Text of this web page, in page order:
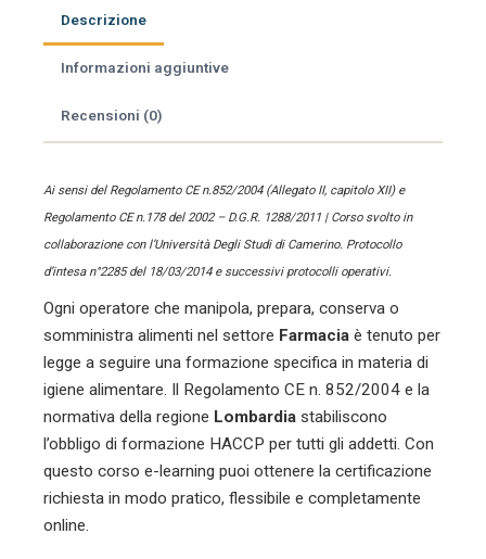
Farmacia
quantità
Descrizione
Informazioni aggiuntive
Recensioni (0)
Ai sensi del Regolamento CE n.852/2004 (Allegato II, capitolo XII) e
Regolamento CE n.178 del 2002 – D.G.R. 1288/2011 | Corso svolto in
collaborazione con l’Università Degli Studi di Camerino. Protocollo
d’intesa n°2285 del 18/03/2014 e successivi protocolli operativi.
Ogni operatore che manipola, prepara, conserva o
somministra alimenti nel settore Farmacia è tenuto per
legge a seguire una formazione specifica in materia di
igiene alimentare. Il Regolamento CE n. 852/2004 e la
normativa della regione Lombardia stabiliscono
l’obbligo di formazione HACCP per tutti gli addetti. Con
questo corso e-learning puoi ottenere la certificazione
richiesta in modo pratico, flessibile e completamente
online.